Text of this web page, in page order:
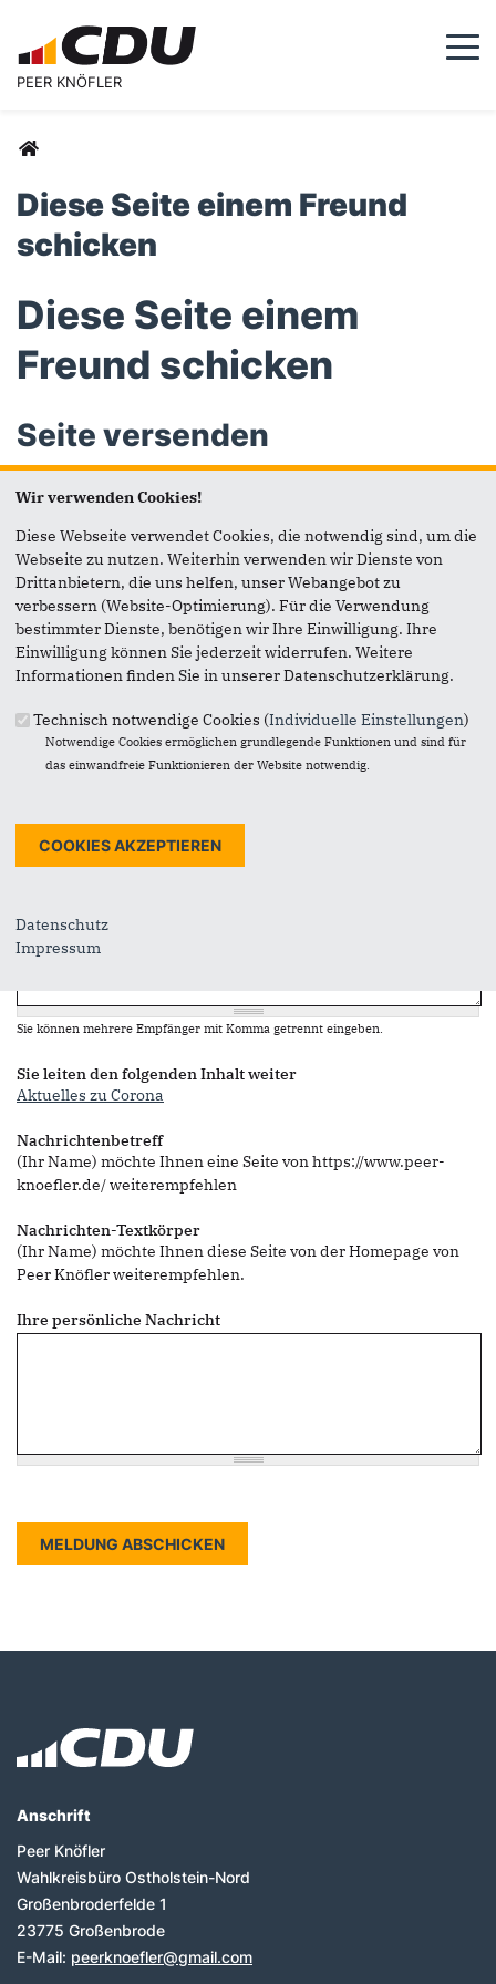
PEER KNÖFLER
Sie sind hier
Diese Seite einem Freund
schicken
Diese Seite einem
Freund schicken
Seite versenden
Vielen Dank, dass Sie die Inhalte unserer Homepage
Anmerkung: Ihre E-Mail-Adresse wird benötigt um die
Personen, denen Sie die Seite weiterempfehlen, zu
informieren, von wem die Empfehlung kommt, und dass es
kein Spam ist.
Das mit * gekennzeichnete Feld ist ein Pflichtfeld.
Eigene E-Mail-Adresse*
Senden an*
Sie können mehrere Empfänger mit Komma getrennt eingeben.
Sie leiten den folgenden Inhalt weiter
Aktuelles zu Corona
Nachrichtenbetreff
(Ihr Name) möchte Ihnen eine Seite von https://www.peer-
knoefler.de/ weiterempfehlen
Nachrichten-Textkörper
(Ihr Name) möchte Ihnen diese Seite von der Homepage von
Peer Knöfler weiterempfehlen.
Ihre persönliche Nachricht
Fußbereich
Anschrift
Peer Knöfler
Wahlkreisbüro Ostholstein-Nord
Großenbroderfelde 1
23775 Großenbrode
E-Mail: peerknoefler@gmail.com
Wir verwenden Cookies!
Diese Webseite verwendet Cookies, die notwendig sind, um die
Webseite zu nutzen. Weiterhin verwenden wir Dienste von
Drittanbietern, die uns helfen, unser Webangebot zu
verbessern (Website-Optimierung). Für die Verwendung
bestimmter Dienste, benötigen wir Ihre Einwilligung. Ihre
Einwilligung können Sie jederzeit widerrufen. Weitere
Informationen finden Sie in unserer Datenschutzerklärung.
Technisch notwendige Cookies (Individuelle Einstellungen)
Notwendige Cookies ermöglichen grundlegende Funktionen und sind für
das einwandfreie Funktionieren der Website notwendig.
Datenschutz
Impressum